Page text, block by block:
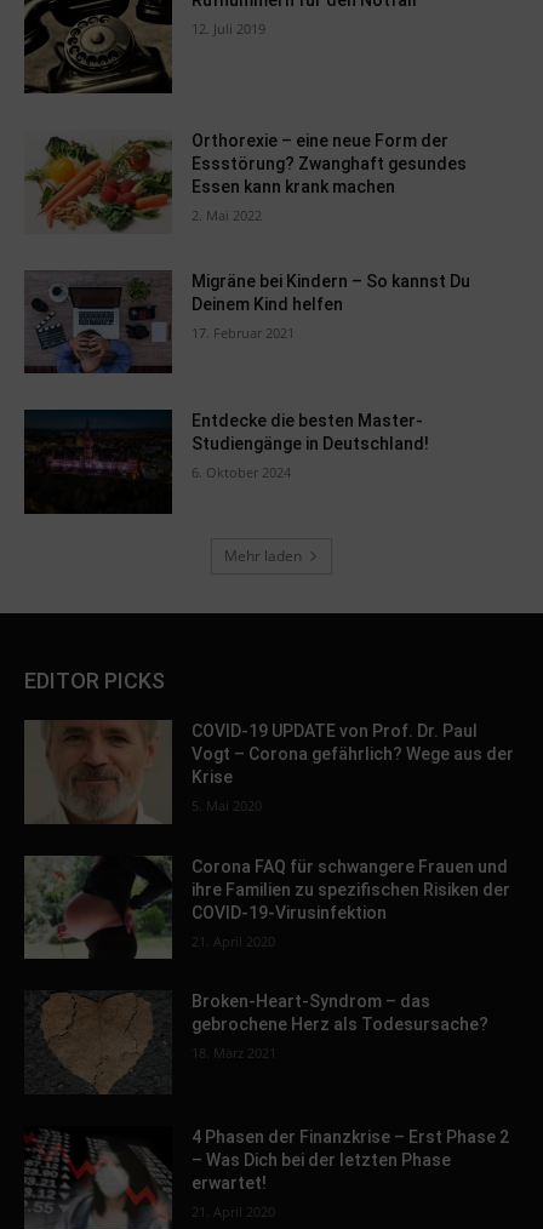
12. Juli 2019
Orthorexie – eine neue Form der
Essstörung? Zwanghaft gesundes
Essen kann krank machen
2. Mai 2022
Migräne bei Kindern – So kannst Du
Deinem Kind helfen
17. Februar 2021
Entdecke die besten Master-
Studiengänge in Deutschland!
6. Oktober 2024
Mehr laden
EDITOR PICKS
COVID-19 UPDATE von Prof. Dr. Paul
Vogt – Corona gefährlich? Wege aus der
Krise
5. Mai 2020
Corona FAQ für schwangere Frauen und
ihre Familien zu spezifischen Risiken der
COVID-19-Virusinfektion
21. April 2020
Broken-Heart-Syndrom – das
gebrochene Herz als Todesursache?
18. März 2021
4 Phasen der Finanzkrise – Erst Phase 2
– Was Dich bei der letzten Phase
erwartet!
21. April 2020